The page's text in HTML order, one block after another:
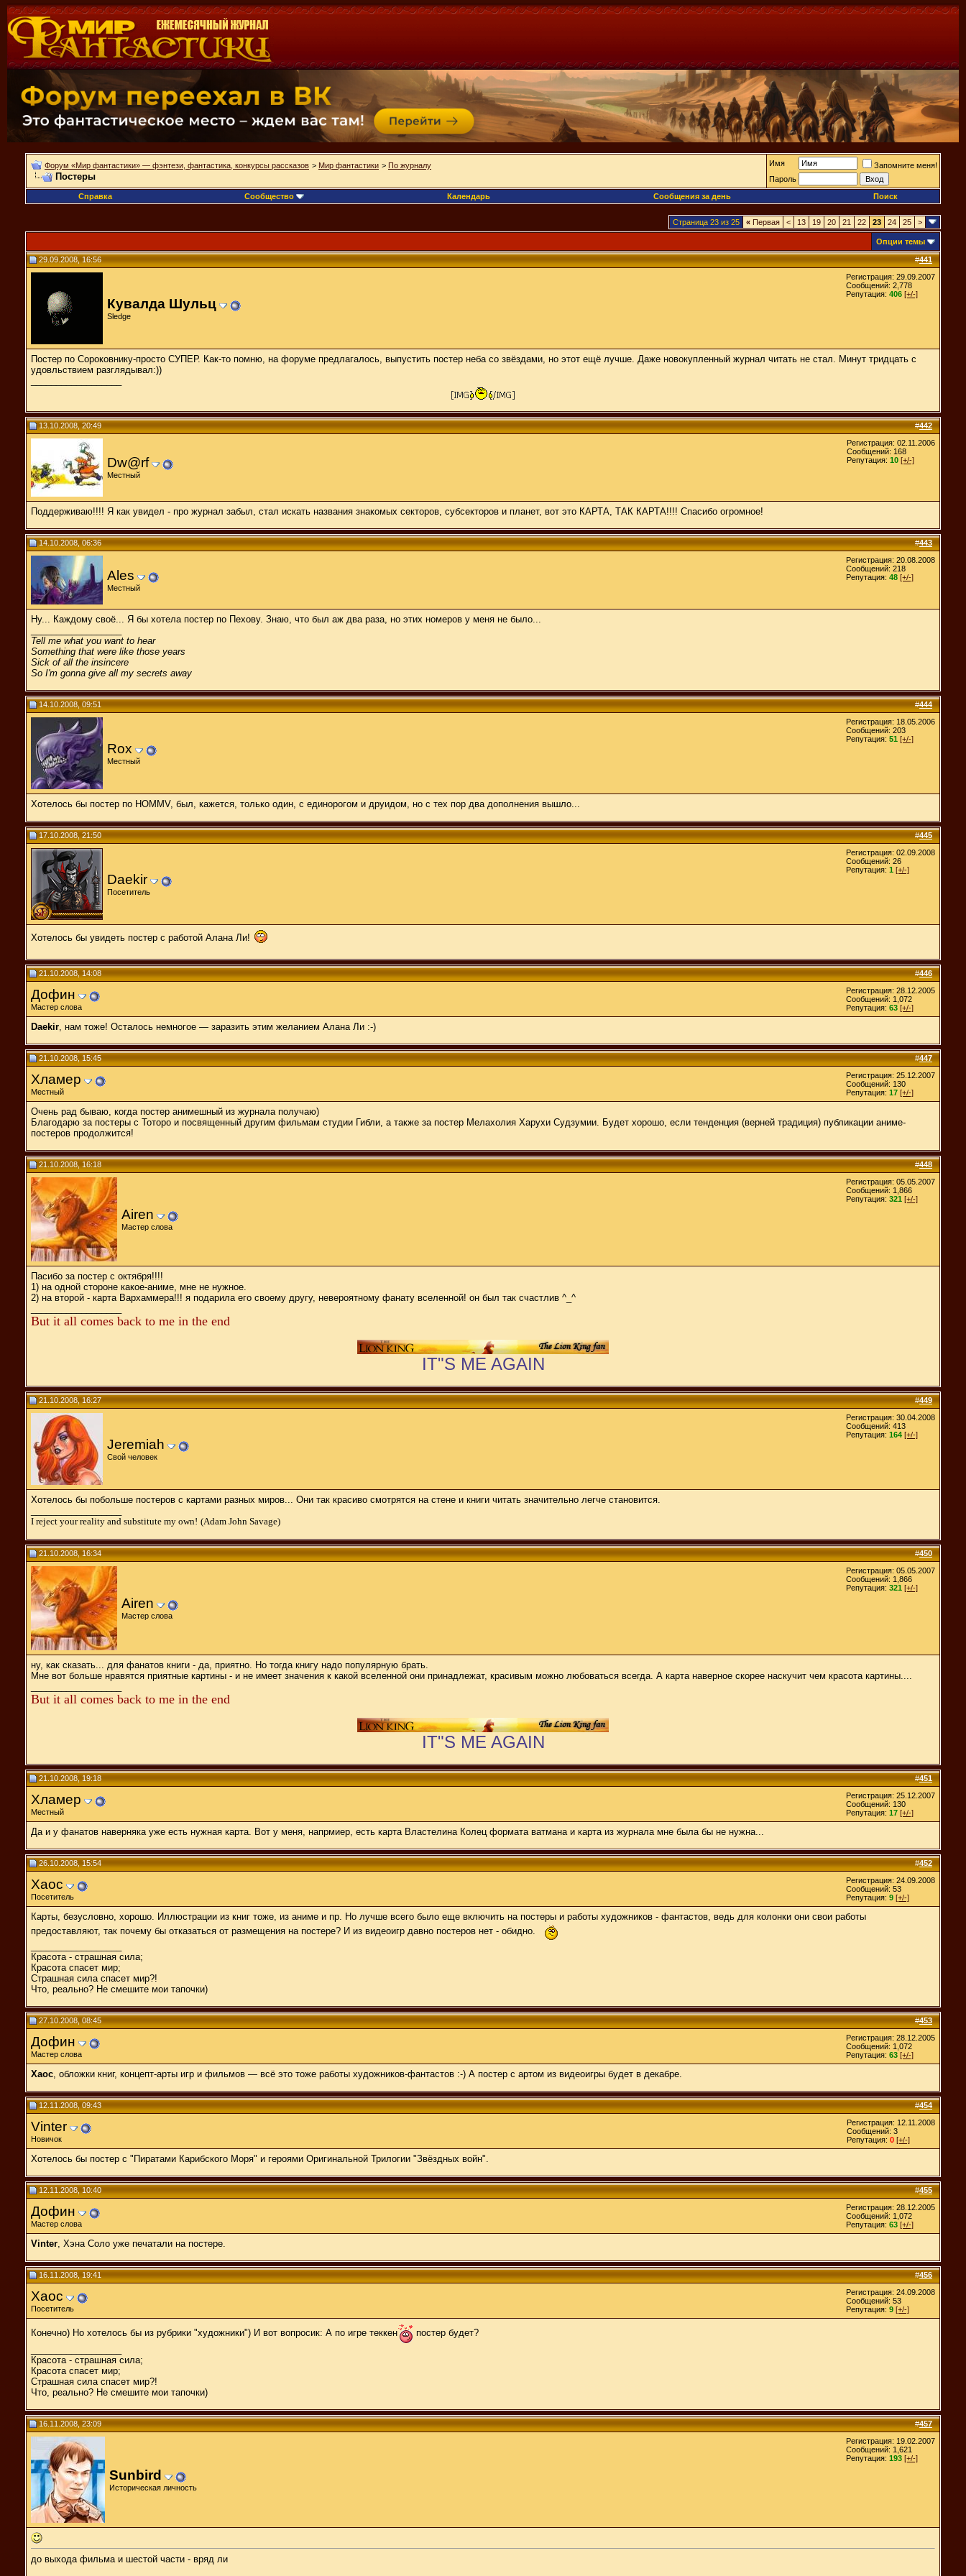
Форум «Мир фантастики» — фэнтези, фантастика, конкурсы рассказов > Мир фантастики > По журналу
Постеры
Имя
Запомните меня!
Пароль
Справка
Сообщество Календарь Сообщения за день Поиск
Страница 23 из 25 « Первая < 13 19 20 21 22 23 24 25 >
Опции темы
#441
29.09.2008, 16:56
Кувалда Шульц
Sledge
Регистрация: 29.09.2007
Сообщений: 2,778
Репутация: 406 [+/-]
Постер по Сороковнику-просто СУПЕР. Как-то помню, на форуме предлагалось, выпустить постер неба со звёздами, но этот ещё лучше. Даже новокупленный журнал читать не стал. Минут тридцать с
удовльствием разглядывал:))
#442
13.10.2008, 20:49
Dw@rf
Местный
Регистрация: 02.11.2006
Сообщений: 168
Репутация: 10 [+/-]
Поддерживаю!!!! Я как увидел - про журнал забыл, стал искать названия знакомых секторов, субсекторов и планет, вот это КАРТА, ТАК КАРТА!!!! Спасибо огромное!
#443
14.10.2008, 06:36
Ales
Местный
Регистрация: 20.08.2008
Сообщений: 218
Репутация: 48 [+/-]
Ну... Каждому своё... Я бы хотела постер по Пехову. Знаю, что был аж два раза, но этих номеров у меня не было...
Tell me what you want to hear
Something that were like those years
Sick of all the insincere
So I'm gonna give all my secrets away
#444
14.10.2008, 09:51
Rox
Местный
Регистрация: 18.05.2006
Сообщений: 203
Репутация: 51 [+/-]
Хотелось бы постер по HOMMV, был, кажется, только один, с единорогом и друидом, но с тех пор два дополнения вышло...
#445
17.10.2008, 21:50
Daekir
Посетитель
Регистрация: 02.09.2008
Сообщений: 26
Репутация: 1 [+/-]
Хотелось бы увидеть постер с работой Алана Ли!
#446
21.10.2008, 14:08
Дофин
Мастер слова
Регистрация: 28.12.2005
Сообщений: 1,072
Репутация: 63 [+/-]
Daekir , нам тоже! Осталось немногое — заразить этим желанием Алана Ли :-)
#447
21.10.2008, 15:45
Хламер
Местный
Регистрация: 25.12.2007
Сообщений: 130
Репутация: 17 [+/-]
Очень рад бываю, когда постер анимешный из журнала получаю)
Благодарю за постеры с Тоторо и посвященный другим фильмам студии Гибли, а также за постер Мелахолия Харухи Судзумии. Будет хорошо, если тенденция (верней традиция) публикации аниме-
постеров продолжится!
#448
21.10.2008, 16:18
Airen
Мастер слова
Регистрация: 05.05.2007
Сообщений: 1,866
Репутация: 321 [+/-]
Пасибо за постер с октября!!!!
1) на одной стороне какое-аниме, мне не нужное.
2) на второй - карта Вархаммера!!! я подарила его своему другу, невероятному фанату вселенной! он был так счастлив ^_^
But it all comes back to me in the end
IT"S ME AGAIN
#449
21.10.2008, 16:27
Jeremiah
Свой человек
Регистрация: 30.04.2008
Сообщений: 413
Репутация: 164 [+/-]
Хотелось бы побольше постеров с картами разных миров... Они так красиво смотрятся на стене и книги читать значительно легче становится.
I reject your reality and substitute my own! (Adam John Savage)
#450
21.10.2008, 16:34
Airen
Мастер слова
Регистрация: 05.05.2007
Сообщений: 1,866
Репутация: 321 [+/-]
ну, как сказать... для фанатов книги - да, приятно. Но тогда книгу надо популярную брать.
Мне вот больше нравятся приятные картины - и не имеет значения к какой вселенной они принадлежат, красивым можно любоваться всегда. А карта наверное скорее наскучит чем красота картины....
But it all comes back to me in the end
IT"S ME AGAIN
#451
21.10.2008, 19:18
Хламер
Местный
Регистрация: 25.12.2007
Сообщений: 130
Репутация: 17 [+/-]
Да и у фанатов наверняка уже есть нужная карта. Вот у меня, напрмиер, есть карта Властелина Колец формата ватмана и карта из журнала мне была бы не нужна...
#452
26.10.2008, 15:54
Хаос
Посетитель
Регистрация: 24.09.2008
Сообщений: 53
Репутация: 9 [+/-]
Карты, безусловно, хорошо. Иллюстрации из книг тоже, из аниме и пр. Но лучше всего было еще включить на постеры и работы художников - фантастов, ведь для колонки они свои работы
предоставляют, так почему бы отказаться от размещения на постере? И из видеоигр давно постеров нет - обидно.
Красота - страшная сила;
Красота спасет мир;
Страшная сила спасет мир?!
Что, реально? Не смешите мои тапочки)
#453
27.10.2008, 08:45
Дофин
Мастер слова
Регистрация: 28.12.2005
Сообщений: 1,072
Репутация: 63 [+/-]
Хаос , обложки книг, концепт-арты игр и фильмов — всё это тоже работы художников-фантастов :-) А постер с артом из видеоигры будет в декабре.
#454
12.11.2008, 09:43
Vinter
Новичок
Регистрация: 12.11.2008
Сообщений: 3
Репутация: 0 [+/-]
Хотелось бы постер с "Пиратами Карибского Моря" и героями Оригинальной Трилогии "Звёздных войн".
#455
12.11.2008, 10:40
Дофин
Мастер слова
Регистрация: 28.12.2005
Сообщений: 1,072
Репутация: 63 [+/-]
Vinter , Хэна Соло уже печатали на постере.
#456
16.11.2008, 19:41
Хаос
Посетитель
Регистрация: 24.09.2008
Сообщений: 53
Репутация: 9 [+/-]
Конечно) Но хотелось бы из рубрики "художники") И вот вопросик: А по игре теккен
постер будет?
Красота - страшная сила;
Красота спасет мир;
Страшная сила спасет мир?!
Что, реально? Не смешите мои тапочки)
#457
16.11.2008, 23:09
Sunbird
Историческая личность
Регистрация: 19.02.2007
Сообщений: 1,621
Репутация: 193 [+/-]
до выхода фильма и шестой части - вряд ли